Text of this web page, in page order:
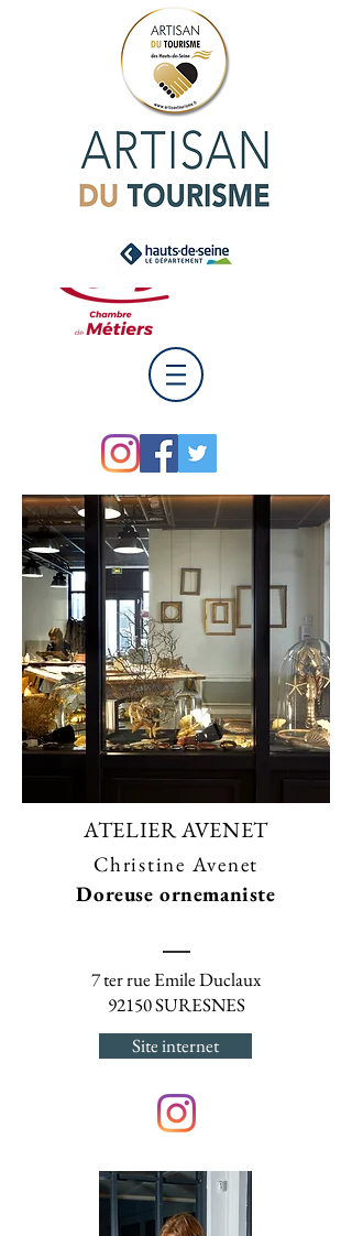
ATELIER AVENET
Christine Avenet
Doreuse ornemaniste
7 ter rue Emile Duclaux
92150 SURESNES
Site internet